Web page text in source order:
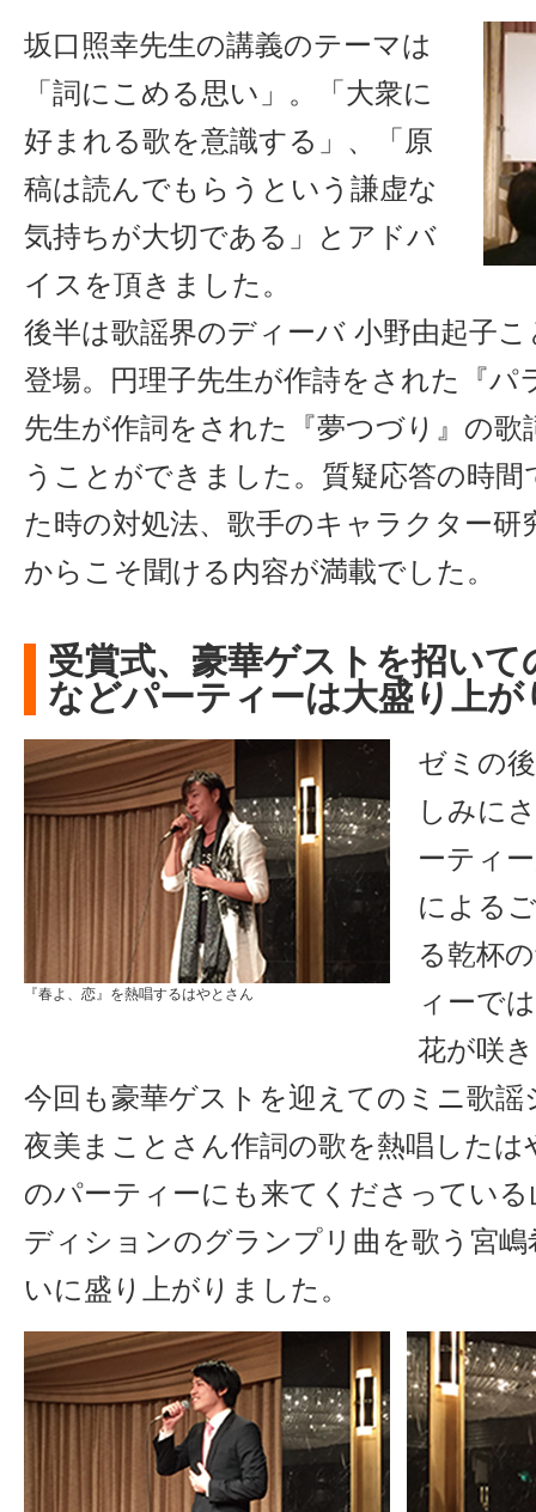
坂口照幸先生の講義のテーマは
「詞にこめる思い」。「大衆に
好まれる歌を意識する」、「原
稿は読んでもらうという謙虚な
気持ちが大切である」とアドバ
イスを頂きました。
後半は歌謡界のディーバ 小野由起子
登場。円理子先生が作詩をされた『パ
先生が作詞をされた『夢つづり』の
うことができました。質疑応答の時
た時の対処法、歌手のキャラクター
からこそ聞ける内容が満載でした。
受賞式、豪華ゲストを招い
などパーティーは大盛り上が
『春よ、恋』を熱唱するはやとさん
ゼミの
しみに
ーティ
による
る乾杯
ィーで
花が咲
今回も豪華ゲストを迎えてのミニ歌謡
夜美まことさん作詞の歌を熱唱したは
のパーティーにも来てくださってい
ディションのグランプリ曲を歌う宮
いに盛り上がりました。